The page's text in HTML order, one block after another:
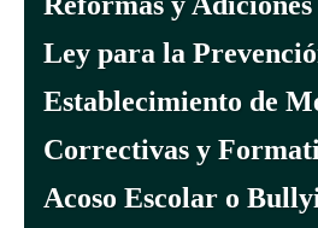
Ley para la
Establecimiento de
Correctivas y
Acoso Escolar o